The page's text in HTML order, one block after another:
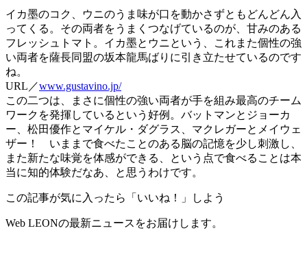
イカ墨のコク、ウニのうま味が口を動かさずともどんどん入
ってくる。その両者をうまくつなげているのが、甘みのある
フレッシュトマト。イカ墨とウニという、これまた個性の強
い両者を薩長同盟の坂本龍馬ばりに引き立たせているのです
ね。
URL／www.gustavino.jp/
この二つは、まさに個性の強い両者が手を組み最高のチーム
ワークを発揮しているという好例。バットマンとジョーカ
ー、松田優作とマイケル・ダグラス、マクレガーとメイウェ
ザー！ いままで食べたことのある脳の記憶を少し刺激し、
また新たな味覚を体感ができる、という点で食べることは本
当に知的体験だなあ、と思うわけです。
この記事が気に入ったら「いいね！」しよう
Web LEONの最新ニュースをお届けします。